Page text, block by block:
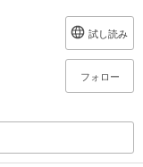
試し読み
フォロー